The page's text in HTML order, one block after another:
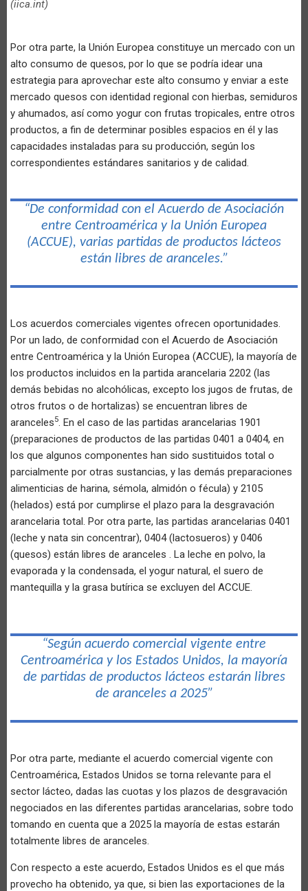
(iica.int)
Por otra parte, la Unión Europea constituye un mercado con un
alto consumo de quesos, por lo que se podría idear una
estrategia para aprovechar este alto consumo y enviar a este
mercado quesos con identidad regional con hierbas, semiduros
y ahumados, así como yogur con frutas tropicales, entre otros
productos, a fin de determinar posibles espacios en él y las
capacidades instaladas para su producción, según los
correspondientes estándares sanitarios y de calidad.
“De conformidad con el Acuerdo de Asociación
entre Centroamérica y la Unión Europea
(ACCUE), varias partidas de productos lácteos
están libres de aranceles.”
Los acuerdos comerciales vigentes ofrecen oportunidades.
Por un lado, de conformidad con el Acuerdo de Asociación
entre Centroamérica y la Unión Europea (ACCUE), la mayoría de
los productos incluidos en la partida arancelaria 2202 (las
demás bebidas no alcohólicas, excepto los jugos de frutas, de
otros frutos o de hortalizas) se encuentran libres de
aranceles5. En el caso de las partidas arancelarias 1901
(preparaciones de productos de las partidas 0401 a 0404, en
los que algunos componentes han sido sustituidos total o
parcialmente por otras sustancias, y las demás preparaciones
alimenticias de harina, sémola, almidón o fécula) y 2105
(helados) está por cumplirse el plazo para la desgravación
arancelaria total. Por otra parte, las partidas arancelarias 0401
(leche y nata sin concentrar), 0404 (lactosueros) y 0406
(quesos) están libres de aranceles . La leche en polvo, la
evaporada y la condensada, el yogur natural, el suero de
mantequilla y la grasa butírica se excluyen del ACCUE.
“Según acuerdo comercial vigente entre
Centroamérica y los Estados Unidos, la mayoría
de partidas de productos lácteos estarán libres
de aranceles a 2025”
Por otra parte, mediante el acuerdo comercial vigente con
Centroamérica, Estados Unidos se torna relevante para el
sector lácteo, dadas las cuotas y los plazos de desgravación
negociados en las diferentes partidas arancelarias, sobre todo
tomando en cuenta que a 2025 la mayoría de estas estarán
totalmente libres de aranceles.
Con respecto a este acuerdo, Estados Unidos es el que más
provecho ha obtenido, ya que, si bien las exportaciones de la